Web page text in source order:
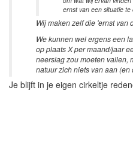
ernst van een situatie te
Wij maken zelf die 'ernst van
We kunnen wel ergens een
op plaats X per maand/jaar
neerslag zou moeten vallen,
natuur zich niets van aan (en
Je blijft in je eigen cirkeltje